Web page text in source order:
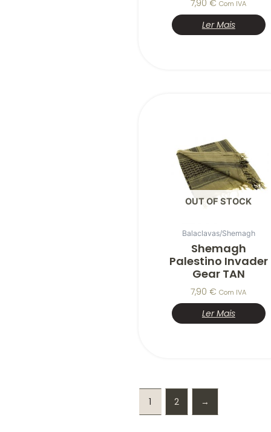
7,90€ Com IVA
Ler Mais
OUT OF STOCK
Balaclavas/Shemagh
Shemagh
Palestino Invader
Gear TAN
7,90€ Com IVA
Ler Mais
1 2 →